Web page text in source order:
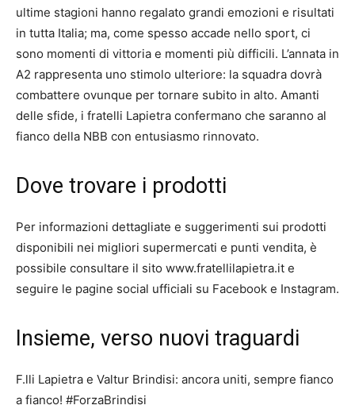
ultime stagioni hanno regalato grandi emozioni e risultati
in tutta Italia; ma, come spesso accade nello sport, ci
sono momenti di vittoria e momenti più difficili. L’annata in
A2 rappresenta uno stimolo ulteriore: la squadra dovrà
combattere ovunque per tornare subito in alto. Amanti
delle sfide, i fratelli Lapietra confermano che saranno al
fianco della NBB con entusiasmo rinnovato.
Dove trovare i prodotti
Per informazioni dettagliate e suggerimenti sui prodotti
disponibili nei migliori supermercati e punti vendita, è
possibile consultare il sito www.fratellilapietra.it e
seguire le pagine social ufficiali su Facebook e Instagram.
Insieme, verso nuovi traguardi
F.lli Lapietra e Valtur Brindisi: ancora uniti, sempre fianco
a fianco! #ForzaBrindisi